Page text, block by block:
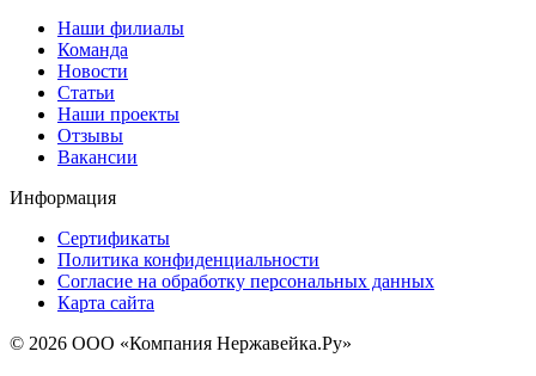
Наши филиалы
Команда
Новости
Статьи
Наши проекты
Отзывы
Вакансии
Информация
Сертификаты
Политика конфиденциальности
Согласие на обработку персональных данных
Карта сайта
© 2026 ООО «Компания Нержавейка.Ру»